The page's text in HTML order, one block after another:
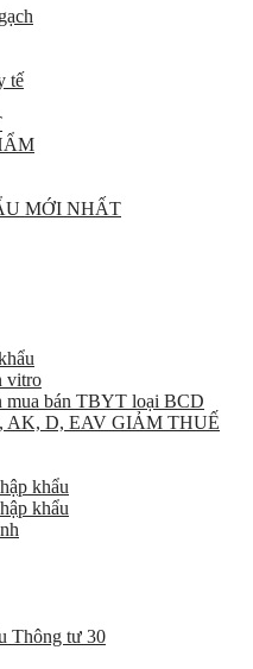
tế
MỚI NHẤT
vitro
mua bán TBYT loại BCD
AK, D, EAV GIẢM THUẾ
khẩu
khẩu
Thông tư 30